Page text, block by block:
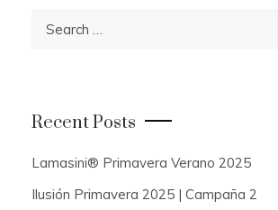
h
f
r
Recent Posts
Lamasini® Primavera Verano 2025
Ilusión Primavera 2025 | Campaña 2